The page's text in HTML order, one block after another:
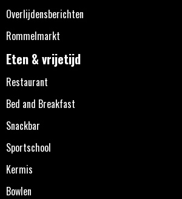
Overlijdensberichten
Rommelmarkt
Eten & vrijetijd
Restaurant
Bed and Breakfast
Snackbar
Sportschool
Kermis
Bowlen